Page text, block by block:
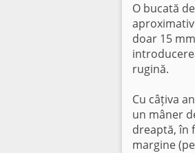
O bucată
doar 15
rugină.
Cu câțiva
un mâner
dreaptă, în
margine